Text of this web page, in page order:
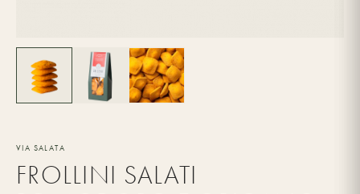
VIA SALATA
FROLLINI SALATI